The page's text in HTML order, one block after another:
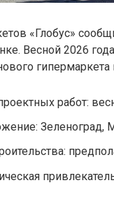
«Глобус»
Весной 2026
работ:
Зеленоград,